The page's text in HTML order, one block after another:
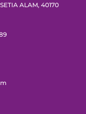
ALAM, 40170